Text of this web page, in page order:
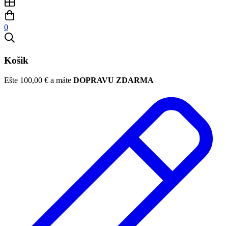
0
Košik
Ešte 100,00 € a máte DOPRAVU ZDARMA